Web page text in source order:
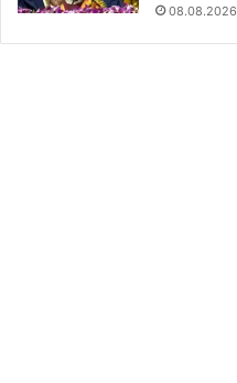
08.08.2026